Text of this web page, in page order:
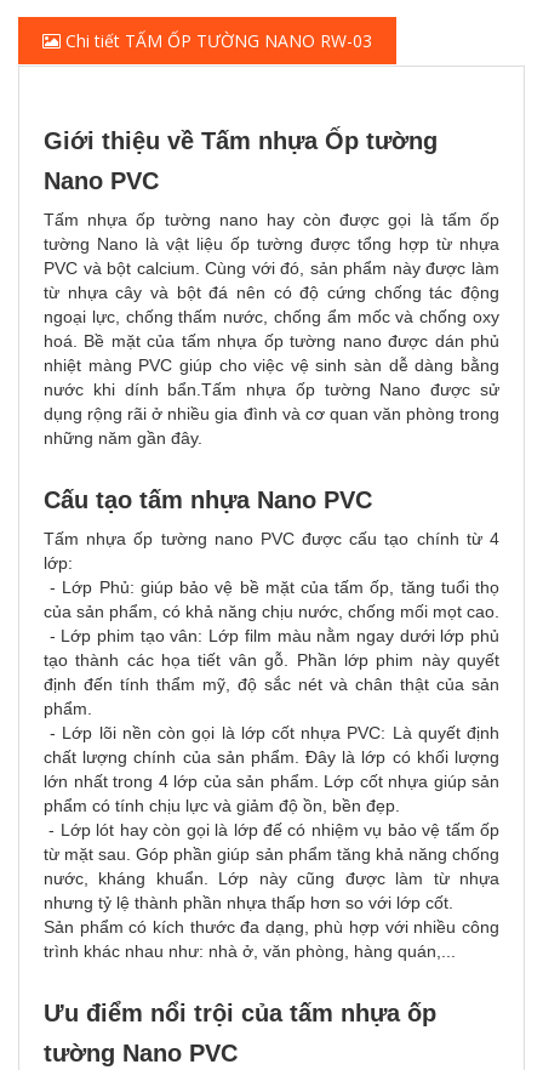
Chi tiết TẤM ỐP TƯỜNG NANO RW-03
Giới thiệu về Tấm nhựa Ốp tường
Nano PVC
Tấm nhựa ốp tường nano hay còn được gọi là tấm ốp
tường Nano là vật liệu ốp tường được tổng hợp từ nhựa
PVC và bột calcium. Cùng với đó, sản phẩm này được làm
từ nhựa cây và bột đá nên có độ cứng chống tác động
ngoại lực, chống thấm nước, chống ẩm mốc và chống oxy
hoá. Bề mặt của tấm nhựa ốp tường nano được dán phủ
nhiệt màng PVC giúp cho việc vệ sinh sàn dễ dàng bằng
nước khi dính bẩn.Tấm nhựa ốp tường Nano được sử
dụng rộng rãi ở nhiều gia đình và cơ quan văn phòng trong
những năm gần đây.
Cấu tạo tấm nhựa Nano PVC
Tấm nhựa ốp tường nano PVC được cấu tạo chính từ 4
lớp:
- Lớp Phủ: giúp bảo vệ bề mặt của tấm ốp, tăng tuổi thọ
của sản phẩm, có khả năng chịu nước, chống mối mọt cao.
- Lớp phim tạo vân: Lớp film màu nằm ngay dưới lớp phủ
tạo thành các họa tiết vân gỗ. Phần lớp phim này quyết
định đến tính thẩm mỹ, độ sắc nét và chân thật của sản
phẩm.
- Lớp lõi nền còn gọi là lớp cốt nhựa PVC: Là quyết định
chất lượng chính của sản phẩm. Đây là lớp có khối lượng
lớn nhất trong 4 lớp của sản phẩm. Lớp cốt nhựa giúp sản
phẩm có tính chịu lực và giảm độ ồn, bền đẹp.
- Lớp lót hay còn gọi là lớp đế có nhiệm vụ bảo vệ tấm ốp
từ mặt sau. Góp phần giúp sản phẩm tăng khả năng chống
nước, kháng khuẩn. Lớp này cũng được làm từ nhựa
nhưng tỷ lệ thành phần nhựa thấp hơn so với lớp cốt.
Sản phẩm có kích thước đa dạng, phù hợp với nhiều công
trình khác nhau như: nhà ở, văn phòng, hàng quán,...
Ưu điểm nổi trội của tấm nhựa ốp
tường Nano PVC